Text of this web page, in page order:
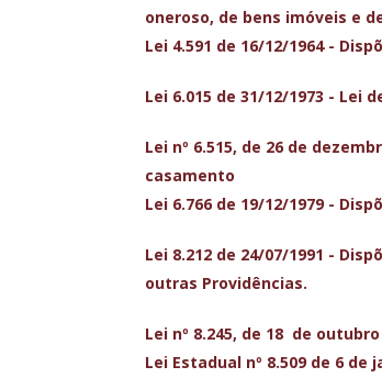
oneroso, de bens imóveis e
Lei 4.591 de 16/12/1964 -
Lei 6.015 de 31/12/1973 - Lei
Lei nº 6.515, de 26 de
casamento
Lei 6.766 de 19/12/1979 -
Lei 8.212 de 24/07/1991 -
outras Providências.
Lei nº 8.245, de 18 de
Lei Estadual nº 8.509 de 6